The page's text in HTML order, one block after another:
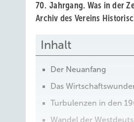
70. Jahrgang. Was in der
Archiv des Vereins
Inhalt
Der Neuanfang
Das
Turbulenzen in den
Wandel der